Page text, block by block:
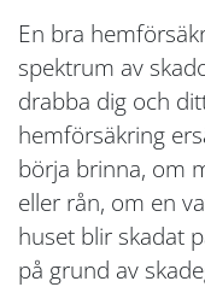
En bra
spektrum av
drabba dig och
hemförsäkring
börja brinna, om
eller rån, om en
huset blir skadat
på grund av